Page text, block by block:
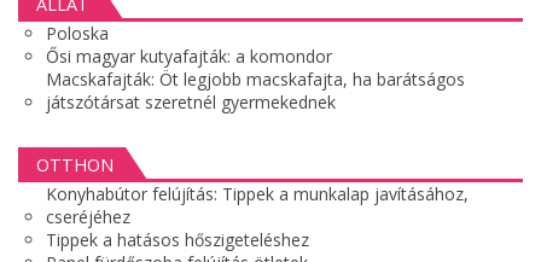
ÁLLAT
Poloska
Ősi magyar kutyafajták: a komondor
Macskafajták: Öt legjobb macskafajta, ha barátságos
játszótársat szeretnél gyermekednek
OTTHON
Konyhabútor felújítás: Tippek a munkalap javításához,
cseréjéhez
Tippek a hatásos hőszigeteléshez